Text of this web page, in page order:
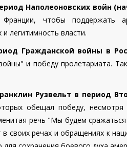
Наполеоновских войн
Франции, чтобы поддержать
легитимность власти.
Гражданской войны в
и победу пролетариата.
Рузвельт в период
обещал победу,
речь "Мы будем
в своих речах и обращениях к